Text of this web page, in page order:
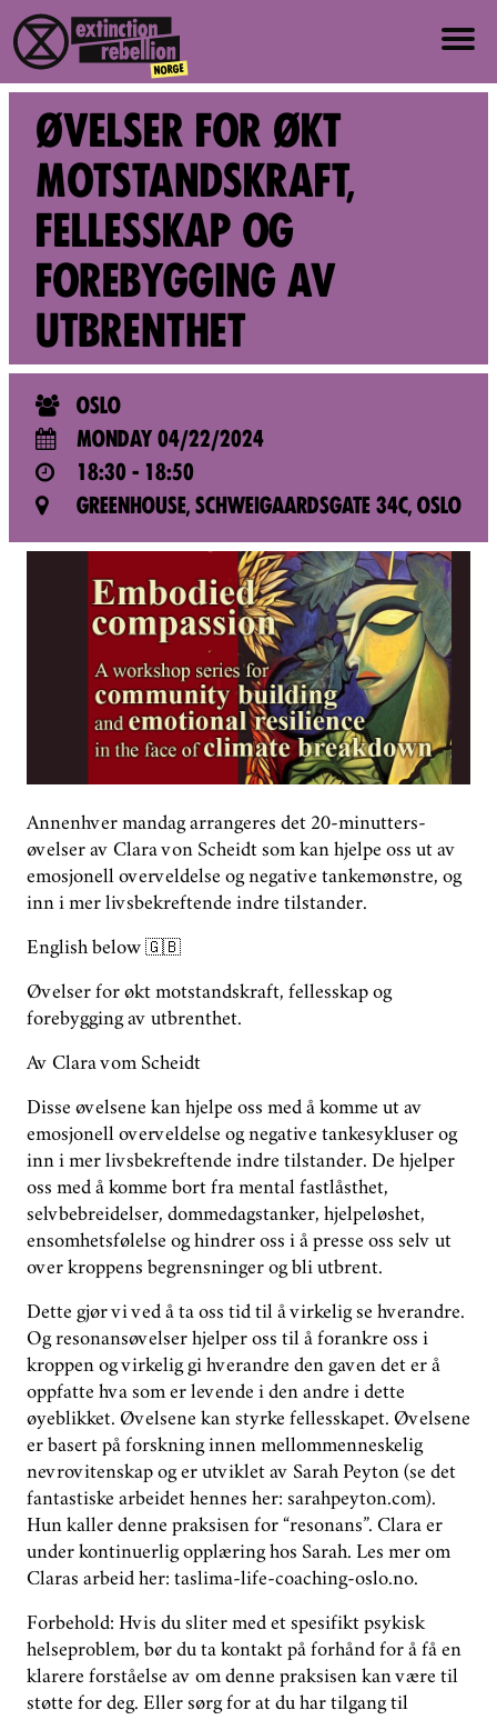
ABOUT US
ABOUT XR NORWAY
VALUES AND PRINCIPLES
JOIN
NEWS
PRESS
EVENTS
PHASE OUT NORWAY
NORWEGIAN
ØVELSER FOR ØKT
MOTSTANDSKRAFT,
FELLESSKAP OG
FOREBYGGING AV
UTBRENTHET
OSLO
MONDAY 04/22/2024
18:30 - 18:50
GREENHOUSE, SCHWEIGAARDSGATE 34C, OSLO
Annenhver mandag arrangeres det 20-minutters-
øvelser av Clara von Scheidt som kan hjelpe oss ut av
emosjonell overveldelse og negative tankemønstre, og
inn i mer livsbekreftende indre tilstander.
English below 🇬🇧
Øvelser for økt motstandskraft, fellesskap og
forebygging av utbrenthet.
Av Clara vom Scheidt
Disse øvelsene kan hjelpe oss med å komme ut av
emosjonell overveldelse og negative tankesykluser og
inn i mer livsbekreftende indre tilstander. De hjelper
oss med å komme bort fra mental fastlåsthet,
selvbebreidelser, dommedagstanker, hjelpeløshet,
ensomhetsfølelse og hindrer oss i å presse oss selv ut
over kroppens begrensninger og bli utbrent.
Dette gjør vi ved å ta oss tid til å virkelig se hverandre.
Og resonansøvelser hjelper oss til å forankre oss i
kroppen og virkelig gi hverandre den gaven det er å
oppfatte hva som er levende i den andre i dette
øyeblikket. Øvelsene kan styrke fellesskapet. Øvelsene
er basert på forskning innen mellommenneskelig
nevrovitenskap og er utviklet av Sarah Peyton (se det
fantastiske arbeidet hennes her: sarahpeyton.com).
Hun kaller denne praksisen for “resonans”. Clara er
under kontinuerlig opplæring hos Sarah. Les mer om
Claras arbeid her: taslima-life-coaching-oslo.no.
Forbehold: Hvis du sliter med et spesifikt psykisk
helseproblem, bør du ta kontakt på forhånd for å få en
klarere forståelse av om denne praksisen kan være til
støtte for deg. Eller sørg for at du har tilgang til